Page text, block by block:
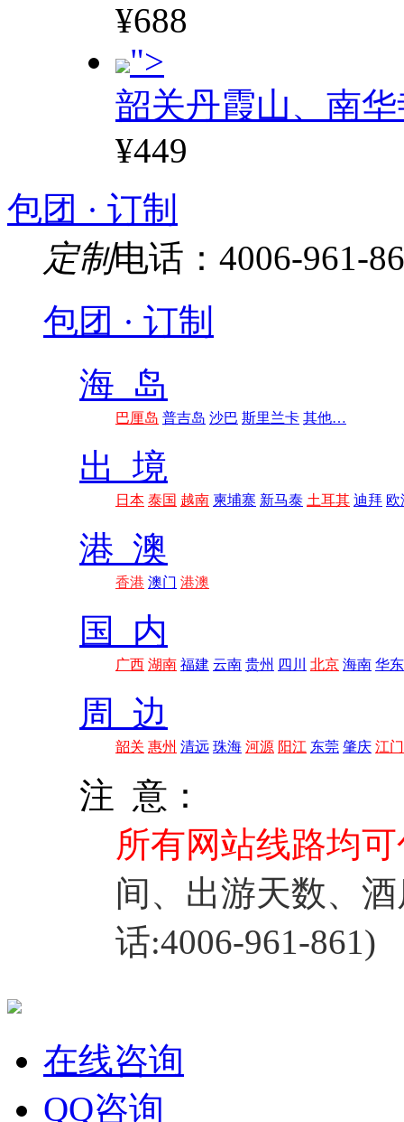
¥688
">
韶关丹霞山、南
¥449
包团 · 订制
定制电话：4006-961-
包团 · 订制
海 岛
巴厘岛 普吉岛 沙巴 斯里兰卡 其他…
出 境
日本 泰国 越南 柬埔寨 新马泰 土耳其 迪拜 欧
港 澳
香港 澳门 港澳
国 内
广西 湖南 福建 云南 贵州 四川 北京 海南 华东
周 边
韶关 惠州 清远 珠海 河源 阳江 东莞 肇庆 江门
注 意：
所有网站线路均
间、出游天数、
话:4006-961-861)
在线咨询
QQ咨询